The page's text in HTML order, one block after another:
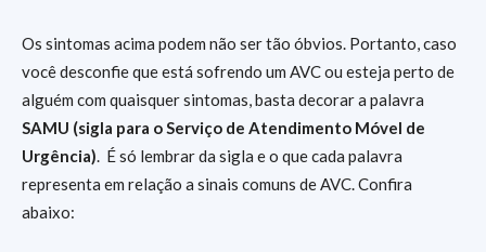
Os sintomas acima podem não ser tão óbvios. Portanto, caso
você desconfie que está sofrendo um AVC ou esteja perto de
alguém com quaisquer sintomas, basta decorar a palavra
SAMU (sigla para oServiço de Atendimento Móvel de
Urgência). É só lembrar da sigla e o que cada palavra
representa em relação a sinais comuns de AVC. Confira
abaixo: